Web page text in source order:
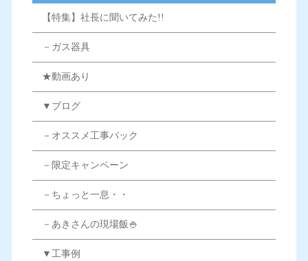
【特集】社長に聞いてみた!!
－ガス器具
★動画あり
▼ブログ
－オススメ工事パック
－限定キャンペーン
－ちょっと一息・・
－あきさんの現場飯🍚
▼工事例